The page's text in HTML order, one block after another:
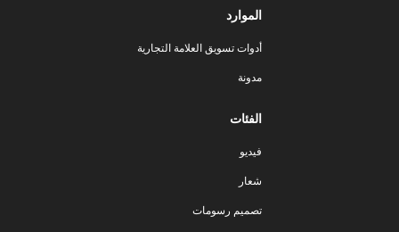
الموارد
أدوات تسويق العلامة التجارية
مدونة
الفئات
فيديو
شعار
تصميم رسومات